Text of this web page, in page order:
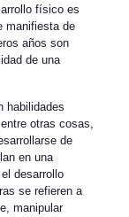
físico es
manifiesta de
años son
de una
habilidades
otras cosas,
de
en una
desarrollo
se refieren a
manipular